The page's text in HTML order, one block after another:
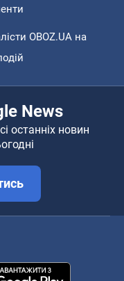
OBOZ.UA на
News
останніх новин